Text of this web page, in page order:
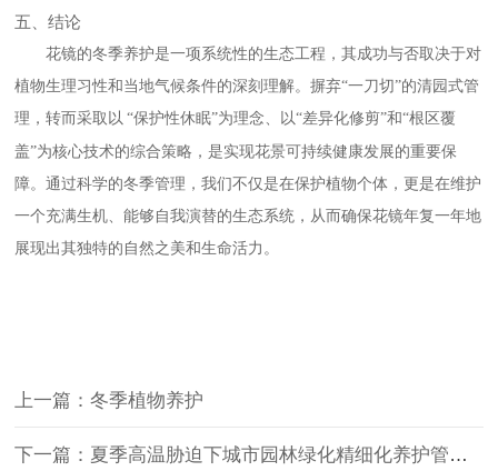
五 、结论
花镜的冬季养护是一项系统性的生态工程，其成功与否取决于对
植物生理习性和当地气候条件的深刻理解。摒弃“一刀切”的清园式管
理，转而采取以 “保护性休眠”为理念、以“差异化修剪”和“根区覆
盖”为核心技术的综合策略，是实现花景可持续健康发展的重要保
障。通过科学的冬季管理，我们不仅是在保护植物个体，更是在维护
一个充满生机、能够自我演替的生态系统，从而确保花镜年复一年地
展现出其独特的自然之美和生命活力。
上一篇：冬季植物养护
下一篇：夏季高温胁迫下城市园林绿化精细化养护管理策略研究